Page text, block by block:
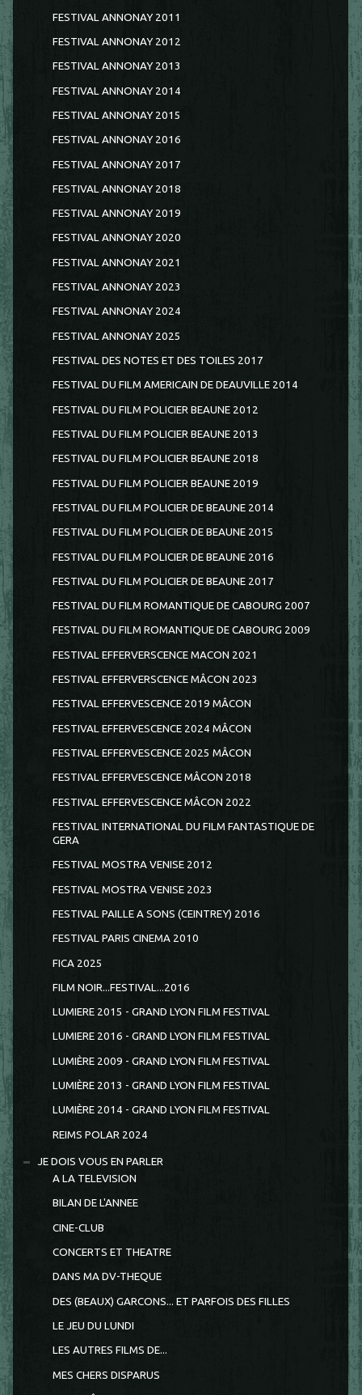
FESTIVAL ANNONAY 2011
FESTIVAL ANNONAY 2012
FESTIVAL ANNONAY 2013
FESTIVAL ANNONAY 2014
FESTIVAL ANNONAY 2015
FESTIVAL ANNONAY 2016
FESTIVAL ANNONAY 2017
FESTIVAL ANNONAY 2018
FESTIVAL ANNONAY 2019
FESTIVAL ANNONAY 2020
FESTIVAL ANNONAY 2021
FESTIVAL ANNONAY 2023
FESTIVAL ANNONAY 2024
FESTIVAL ANNONAY 2025
FESTIVAL DES NOTES ET DES TOILES 2017
FESTIVAL DU FILM AMERICAIN DE DEAUVILLE 2014
FESTIVAL DU FILM POLICIER BEAUNE 2012
FESTIVAL DU FILM POLICIER BEAUNE 2013
FESTIVAL DU FILM POLICIER BEAUNE 2018
FESTIVAL DU FILM POLICIER BEAUNE 2019
FESTIVAL DU FILM POLICIER DE BEAUNE 2014
FESTIVAL DU FILM POLICIER DE BEAUNE 2015
FESTIVAL DU FILM POLICIER DE BEAUNE 2016
FESTIVAL DU FILM POLICIER DE BEAUNE 2017
FESTIVAL DU FILM ROMANTIQUE DE CABOURG 2007
FESTIVAL DU FILM ROMANTIQUE DE CABOURG 2009
FESTIVAL EFFERVERSCENCE MACON 2021
FESTIVAL EFFERVERSCENCE MÂCON 2023
FESTIVAL EFFERVESCENCE 2019 MÂCON
FESTIVAL EFFERVESCENCE 2024 MÂCON
FESTIVAL EFFERVESCENCE 2025 MÂCON
FESTIVAL EFFERVESCENCE MÂCON 2018
FESTIVAL EFFERVESCENCE MÂCON 2022
FESTIVAL INTERNATIONAL DU FILM FANTASTIQUE DE
GERA
FESTIVAL MOSTRA VENISE 2012
FESTIVAL MOSTRA VENISE 2023
FESTIVAL PAILLE A SONS (CEINTREY) 2016
FESTIVAL PARIS CINEMA 2010
FICA 2025
FILM NOIR...FESTIVAL...2016
LUMIERE 2015 - GRAND LYON FILM FESTIVAL
LUMIERE 2016 - GRAND LYON FILM FESTIVAL
LUMIÈRE 2009 - GRAND LYON FILM FESTIVAL
LUMIÈRE 2013 - GRAND LYON FILM FESTIVAL
LUMIÈRE 2014 - GRAND LYON FILM FESTIVAL
REIMS POLAR 2024
JE DOIS VOUS EN PARLER
A LA TELEVISION
BILAN DE L'ANNEE
CINE-CLUB
CONCERTS ET THEATRE
DANS MA DV-THEQUE
DES (BEAUX) GARCONS... ET PARFOIS DES FILLES
LE JEU DU LUNDI
LES AUTRES FILMS DE...
MES CHERS DISPARUS